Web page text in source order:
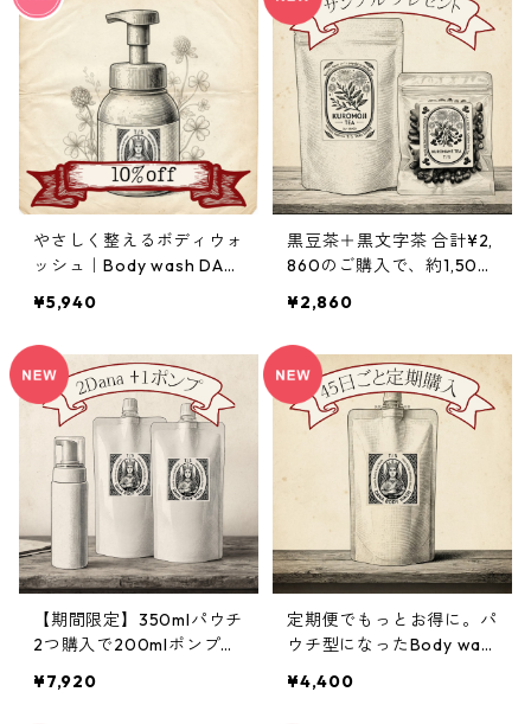
やさしく整えるボディウォ
ッシュ｜Body wash DAN
¥5,940
黒豆茶＋黒文字茶 合計¥2,
860のご購入で、約1,500
ト（Crema Hebe・Mary
care oil・Body wash DA
NA）をプレゼント
¥2,860
【期間限定】350mlパウチ
2つ購入で200mlポンプ本
¥7,920
定期便でもっとお得に。パ
ウチ型になったBody was
¥4,400